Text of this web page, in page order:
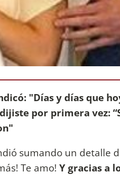
"Días y días que
por primera vez:
sumando un detalle
Te amo! Y gracias a